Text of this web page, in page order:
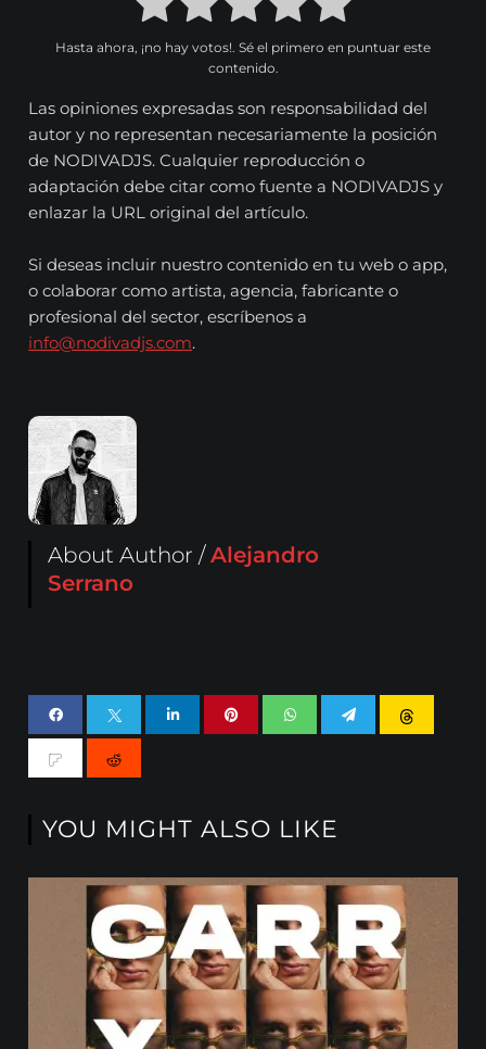
Hasta ahora, ¡no hay votos!. Sé el primero en puntuar este
contenido.
Las opiniones expresadas son responsabilidad del
autor y no representan necesariamente la posición
de NODIVADJS. Cualquier reproducción o
adaptación debe citar como fuente a NODIVADJS y
enlazar la URL original del artículo.
Si deseas incluir nuestro contenido en tu web o app,
o colaborar como artista, agencia, fabricante o
profesional del sector, escríbenos a
info@nodivadjs.com.
About Author /Alejandro
Serrano
YOU MIGHT ALSO LIKE